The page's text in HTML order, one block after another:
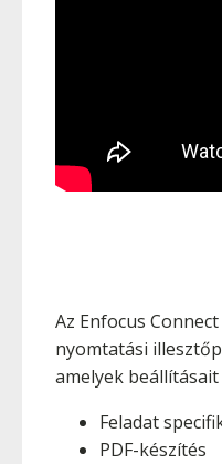
Az Enfocus
nyomtatási
amelyek beállításait
Feladat
PDF-készítés